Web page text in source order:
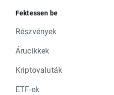
Fektessen be
Részvények
Árucikkek
Kriptovaluták
ETF-ek